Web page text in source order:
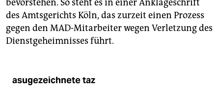
bevorstehen. So steht es in einer Anklageschrift
des Amtsgerichts Köln, das zurzeit einen Prozess
gegen den MAD-Mitarbeiter wegen Verletzung des
Dienstgeheimnisses führt.
asugezeichnete taz